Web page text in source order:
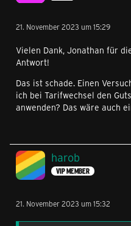
21. November 2023 um 15:29
Vielen Dank, Jonathan für
Antwort!
Das ist schade. Einen
ich bei Tarifwechsel den
anwenden? Das wäre auch
harob
VIP MEMBER
21. November 2023 um 15:32